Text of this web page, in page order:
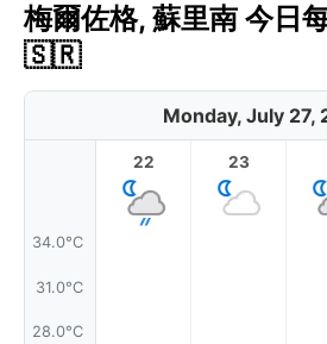
梅爾佐格, 蘇里南 今日
🇸🇷
Monday, July 27,
34.0°C
31.0°C
28.0°C
22 23